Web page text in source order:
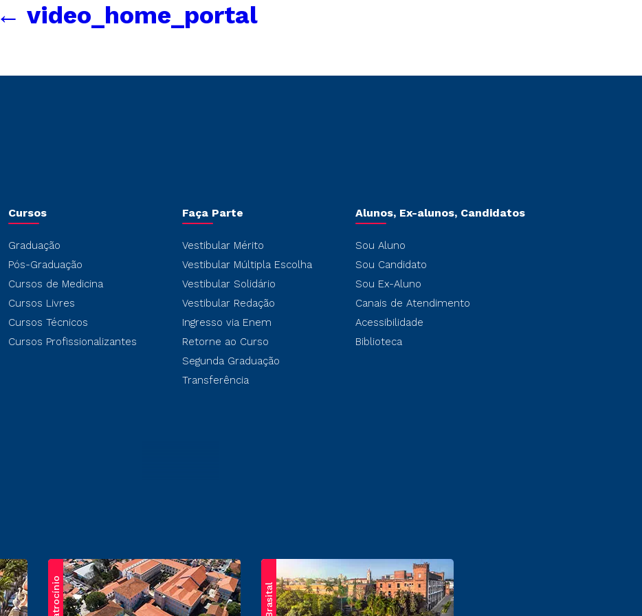
← video_home_portal
Cursos
Graduação
Pós-Graduação
Cursos de Medicina
Cursos Livres
Cursos Técnicos
Cursos Profissionalizantes
Faça Parte
Vestibular Mérito
Vestibular Múltipla Escolha
Vestibular Solidário
Vestibular Redação
Ingresso via Enem
Retorne ao Curso
Segunda Graduação
Transferência
Alunos, Ex-alunos, Candidatos
Sou Aluno
Sou Candidato
Sou Ex-Aluno
Canais de Atendimento
Acessibilidade
Biblioteca
Patrocínio Brasital